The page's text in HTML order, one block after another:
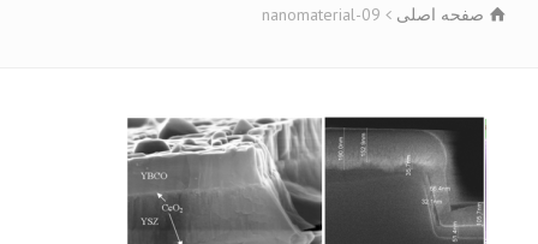
صفحه اصلی nanomaterial-09